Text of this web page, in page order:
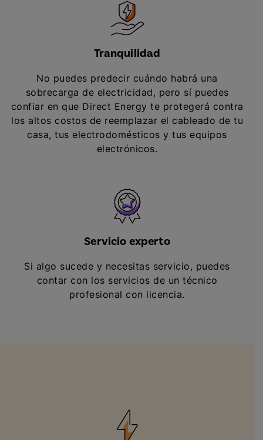
Tranquilidad
No puedes predecir cuándo habrá una
sobrecarga de electricidad, pero sí puedes
confiar en que Direct Energy te protegerá contra
los altos costos de reemplazar el cableado de tu
casa, tus electrodomésticos y tus equipos
electrónicos.
Servicio experto
Si algo sucede y necesitas servicio, puedes
contar con los servicios de un técnico
profesional con licencia.